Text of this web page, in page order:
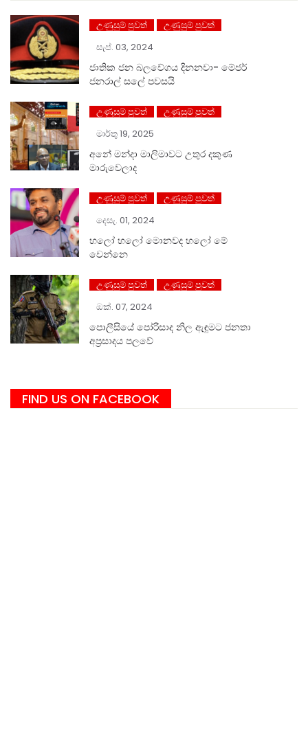
උණුසුම් පුවත්
උණුසුම් පුවත්
සැප්. 03, 2024
ජාතික ජන බලවේගය දිනනවා- මේජර්
ජනරාල් සලේ පවසයි
උණුසුම් පුවත්
උණුසුම් පුවත්
මාර්තු 19, 2025
අනේ මන්දා මාලිමාවට උතුර දකුණ
මාරුවෙලාද
උණුසුම් පුවත්
උණුසුම් පුවත්
දෙසැ. 01, 2024
හලෝ ⁣හලෝ මොනවද හලෝ මේ
වෙන්නෙ
උණුසුම් පුවත්
උණුසුම් පුවත්
ඔක්. 07, 2024
පොලීසියේ පෝරිසාද නිල ඇඳුමට ජනතා
අප්‍රසාදය පලවේ
FIND US ON FACEBOOK